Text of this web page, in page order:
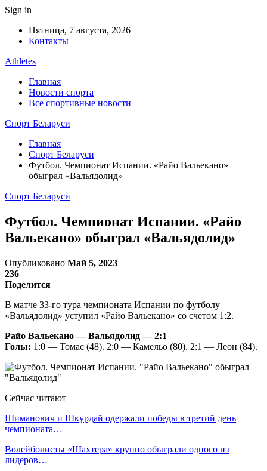
Sign in
Пятница, 7 августа, 2026
Контакты
Athletes
Главная
Новости спорта
Все спортивные новости
Спорт Беларуси
Главная
Спорт Беларуси
Футбол. Чемпионат Испании. «Райо Вальекано»
обыграл «Вальядолид»
Спорт Беларуси
Футбол. Чемпионат Испании. «Райо
Вальекано» обыграл «Вальядолид»
Опубликовано Май 5, 2023
236
Поделится
В матче 33-го тура чемпионата Испании по футболу
«Вальядолид» уступил «Райо Вальекано» со счетом 1:2.
Райо Вальекано — Вальядолид — 2:1
Голы: 1:0 — Томас (48). 2:0 — Камельо (80). 2:1 — Леон (84).
Сейчас читают
Шиманович и Шкурдай одержали победы в третий день
чемпионата…
Волейболисты «Шахтера» крупно обыграли одного из
лидеров…